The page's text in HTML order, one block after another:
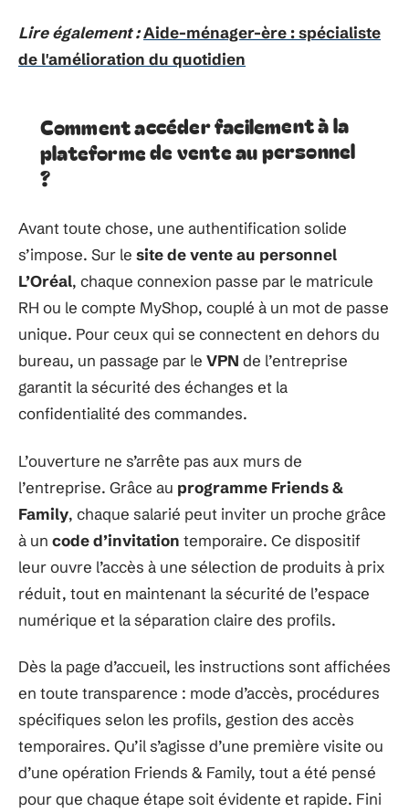
Lire également :Aide-ménager-ère : spécialiste
de l'amélioration du quotidien
Comment accéder facilement à la
plateforme de vente au personnel
?
Avant toute chose, une authentification solide
s’impose. Sur le site de vente au personnel
L’Oréal, chaque connexion passe par le matricule
RH ou le compte MyShop, couplé à un mot de passe
unique. Pour ceux qui se connectent en dehors du
bureau, un passage par le VPN de l’entreprise
garantit la sécurité des échanges et la
confidentialité des commandes.
L’ouverture ne s’arrête pas aux murs de
l’entreprise. Grâce au programme Friends &
Family, chaque salarié peut inviter un proche grâce
à un code d’invitation temporaire. Ce dispositif
leur ouvre l’accès à une sélection de produits à prix
réduit, tout en maintenant la sécurité de l’espace
numérique et la séparation claire des profils.
Dès la page d’accueil, les instructions sont affichées
en toute transparence : mode d’accès, procédures
spécifiques selon les profils, gestion des accès
temporaires. Qu’il s’agisse d’une première visite ou
d’une opération Friends & Family, tout a été pensé
pour que chaque étape soit évidente et rapide. Fini